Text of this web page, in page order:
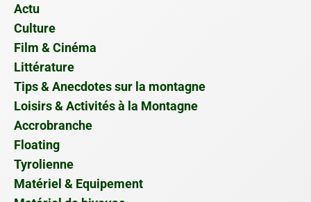
Actu
Culture
Film & Cinéma
Littérature
Tips & Anecdotes sur la montagne
Loisirs & Activités à la Montagne
Accrobranche
Floating
Tyrolienne
Matériel & Equipement